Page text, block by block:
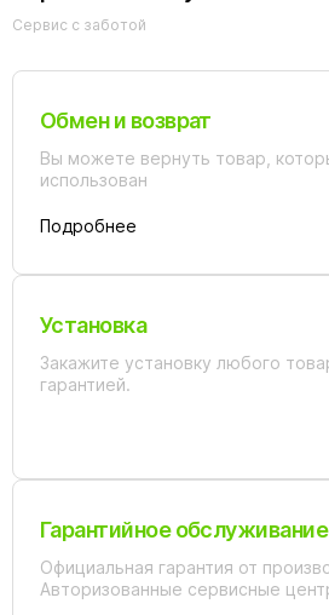
Сервис с заботой
Обмен и возврат
Вы можете вернуть товар,
использован
Подробнее
Установка
Закажите установку любого
гарантией.
Гарантийное обслуживание
Официальная гарантия от
Авторизованные сервисные